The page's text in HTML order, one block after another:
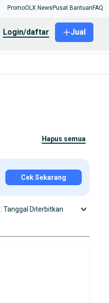
PromoOLX News Pusat Bantuan FAQ
login/daftar Jual
hapus semua
Cek Sekarang
: Tanggal Diterbitkan